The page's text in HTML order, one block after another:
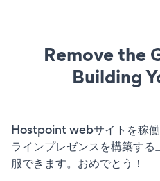
Remove the
Building
Hostpoint webサイトを稼
ラインプレゼンスを構築す
服できます。おめでとう！